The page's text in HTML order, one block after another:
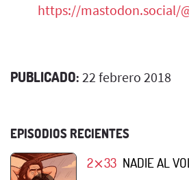
https://mastodon.social/
PUBLICADO: 22 febrero 2018
EPISODIOS RECIENTES
2⨯33 NADIE AL